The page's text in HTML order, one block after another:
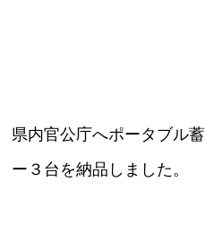
県内官公庁へポータブル
ー３台を納品しました。